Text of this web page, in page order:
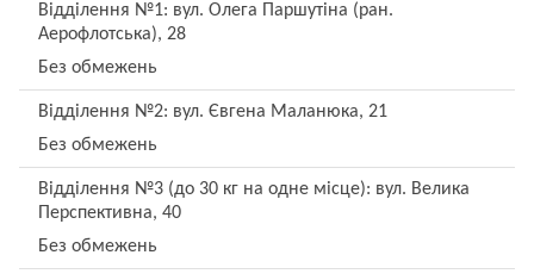
Відділення №1: вул. Олега Паршутіна (ран.
Аерофлотська), 28
Без обмежень
Відділення №2: вул. Євгена Маланюка, 21
Без обмежень
Відділення №3 (до 30 кг на одне місце): вул. Велика
Перспективна, 40
Без обмежень